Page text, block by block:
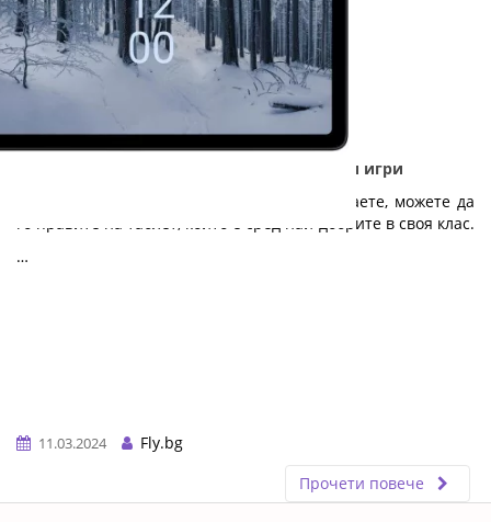
Nokia T21 - Дълготраен таблет за работа и игри
Независимо дали работите, учите или играете, можете да
го правите на таблет, който е сред най-добрите в своя клас.
…
11.03.2024
Fly.bg
Прочети повече